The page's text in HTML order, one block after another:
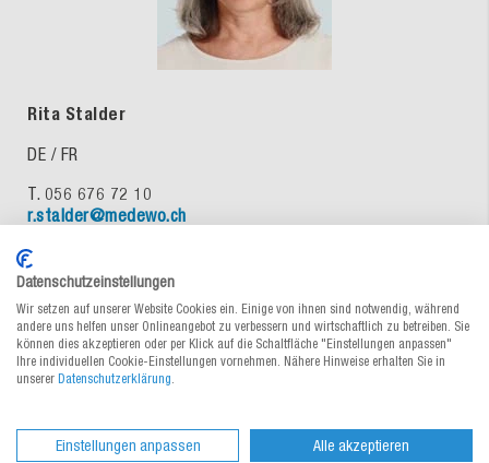
Rita Stalder
DE / FR
T. 056 676 72 10
r.stalder@medewo.ch
Datenschutzeinstellungen
Wir setzen auf unserer Website Cookies ein. Einige von ihnen sind notwendig, während
andere uns helfen unser Onlineangebot zu verbessern und wirtschaftlich zu betreiben. Sie
können dies akzeptieren oder per Klick auf die Schaltfläche "Einstellungen anpassen"
Ihre individuellen Cookie-Einstellungen vornehmen. Nähere Hinweise erhalten Sie in
unserer Datenschutzerklärung.
Einstellungen anpassen Alle akzeptieren